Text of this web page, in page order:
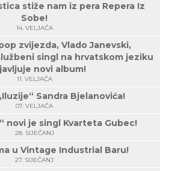
stiže nam iz pera Repera Iz
Sobe!
14. VELJAČA
zvijezda, Vlado Janevski,
singl na hrvatskom jeziku
novi album!
11. VELJAČA
Sandra Bjelanovića!
07. VELJAČA
novi je singl Kvarteta Gubec!
28. SIJEČANJ
u Vintage Industrial Baru!
27. SIJEČANJ